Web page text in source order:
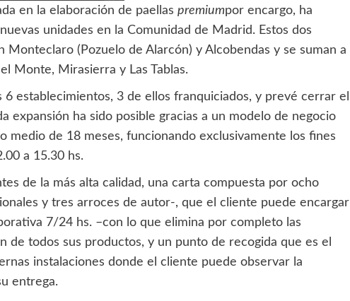
en la elaboración de paellas premiumpor encargo, ha
unidades en la Comunidad de Madrid. Estos dos
Monteclaro (Pozuelo de Alarcón) y Alcobendas y se suman a
Monte, Mirasierra y Las Tablas.
6 establecimientos, 3 de ellos franquiciados, y prevé cerrar el
expansión ha sido posible gracias a un modelo de negocio
medio de 18 meses, funcionando exclusivamente los fines
a 15.30 hs.
de la más alta calidad, una carta compuesta por ocho
y tres arroces de autor-, que el cliente puede encargar
7/24 hs. –con lo que elimina por completo las
de todos sus productos, y un punto de recogida que es el
instalaciones donde el cliente puede observar la
entrega.